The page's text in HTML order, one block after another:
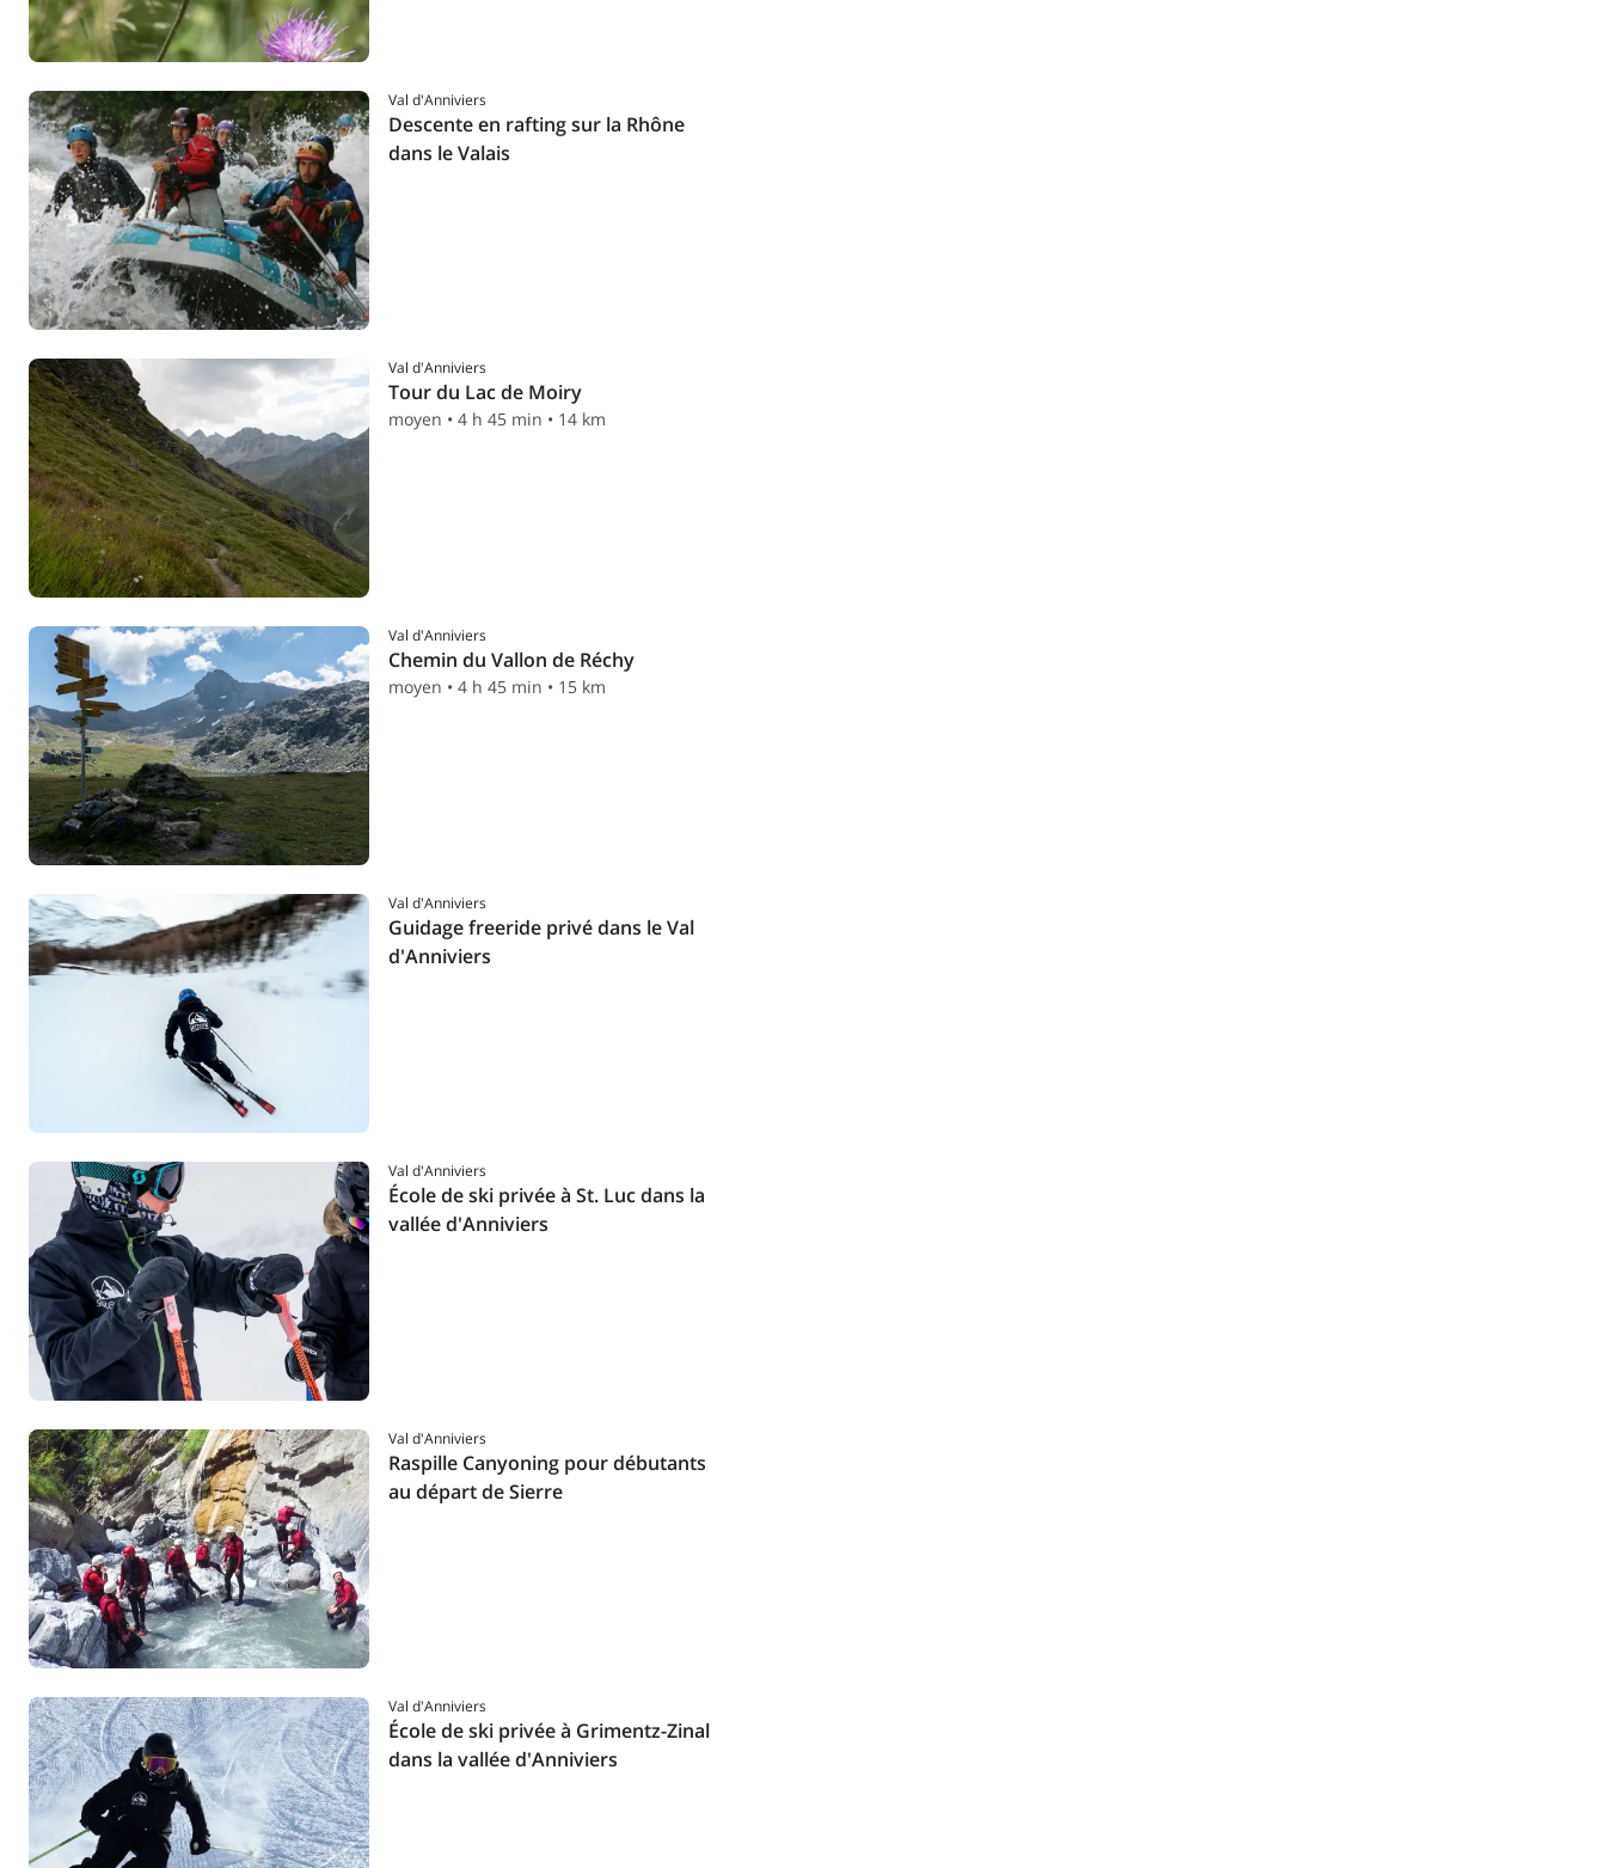
Val d'Anniviers
Descente en rafting sur la Rhône
dans le Valais
Val d'Anniviers
Tour du Lac de Moiry
moyen • 4 h 45 min • 14 km
Val d'Anniviers
Chemin du Vallon de Réchy
moyen • 4 h 45 min • 15 km
Val d'Anniviers
Guidage freeride privé dans le Val
d'Anniviers
Val d'Anniviers
École de ski privée à St. Luc dans la
vallée d'Anniviers
Val d'Anniviers
Raspille Canyoning pour débutants
au départ de Sierre
Val d'Anniviers
École de ski privée à Grimentz-Zinal
dans la vallée d'Anniviers